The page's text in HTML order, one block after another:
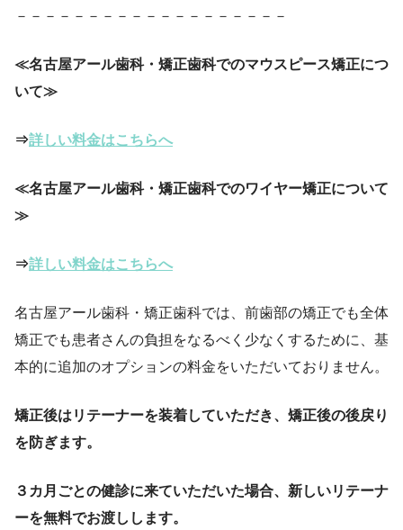
－－－－－－－－－－－－－－－－－－－
≪名古屋アール歯科・矯正歯科でのマウスピース矯正につ
いて≫
⇒詳しい料金はこちらへ
≪名古屋アール歯科・矯正歯科でのワイヤー矯正について
≫
⇒詳しい料金はこちらへ
名古屋アール歯科・矯正歯科では、前歯部の矯正でも全体
矯正でも患者さんの負担をなるべく少なくするために、基
本的に追加のオプションの料金をいただいておりません。
矯正後はリテーナーを装着していただき、矯正後の後戻り
を防ぎます。
３カ月ごとの健診に来ていただいた場合、新しいリテーナ
ーを無料でお渡しします。